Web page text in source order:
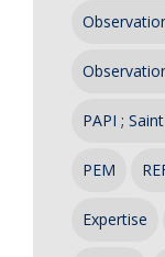
PAPI ;
PEM
Expertise